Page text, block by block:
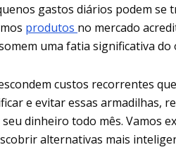
gastos diários podem se
produtos no mercado
uma fatia significativa do
custos recorrentes
e evitar essas armadilhas,
dinheiro todo mês. Vamos
alternativas mais